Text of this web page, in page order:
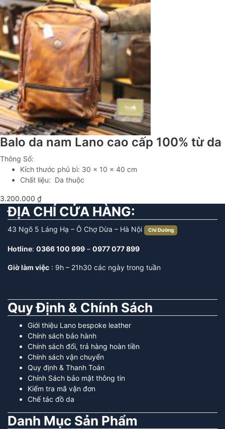
Balo da nam Lano cao cấp 100% từ
Thông Số:
Kích thước phủ bì: 30 x 10 x 40 cm
Chất liệu: Da thuộc
3.200.000 ₫
ĐỊA CHỈ CỬA HÀNG:
43 Ngõ 5 Láng Hạ – Ô Chợ Dừa – Hà Nội Chỉ Đường
Hotline: 0366 100 999 – 0977 077 899
Giờ làm việc : 9h – 21h30 các ngày trong tuần
Quy Định & Chính Sách
Giới thiệu Lano bespoke leather
Chính sách bảo hành
Chính sách đổi, trả hàng hoàn tiền
Chính sách vận chuyển
Quy định & Thanh Toán
Chính Sách bảo mật thông tin
Kiểm tra mã vận đơn
Chế tác đồ da
Danh Mục Sản Phẩm